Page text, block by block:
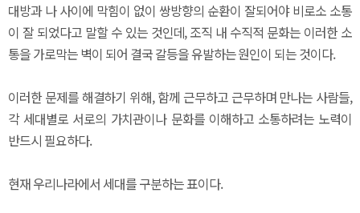
대방과 나 사이에 막힘이 없이 쌍방향의 순환이 잘되어야 비로소 소통
이 잘 되었다고 말할 수 있는 것인데, 조직 내 수직적 문화는 이러한 소
통을 가로막는 벽이 되어 결국 갈등을 유발하는 원인이 되는 것이다.
이러한 문제를 해결하기 위해, 함께 근무하고 근무하며 만나는 사람들,
각 세대별로 서로의 가치관이나 문화를 이해하고 소통하려는 노력이
반드시 필요하다.
현재 우리나라에서 세대를 구분하는 표이다.